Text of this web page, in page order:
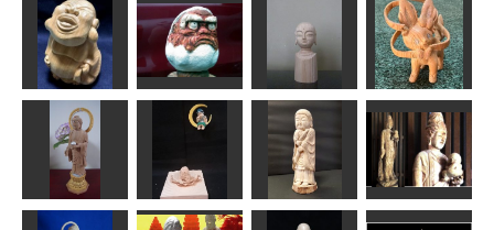
版画カレンダ
ー 庚子卯
月 北海道帯
広ばん…
fuku
瑠璃観音菩薩
きいろちゃん
毘沙門天像 大日如来坐像
ぱんでし
布袋様
俊造
だるま大師
sigesama
地蔵菩薩仏頭
はごろも
ニンフィア
けんさん